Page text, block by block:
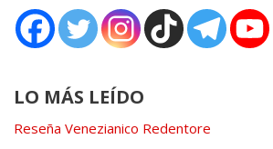
LO MÁS LEÍDO
Reseña Venezianico Redentore